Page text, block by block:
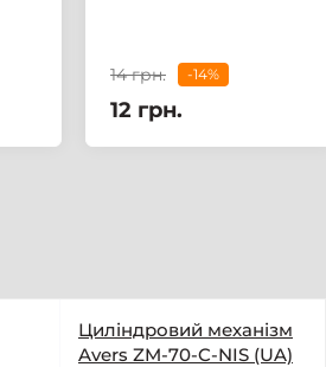
14 грн. -14%
12 грн.
Циліндровий механізм
Avers ZM-70-C-NIS (UA)